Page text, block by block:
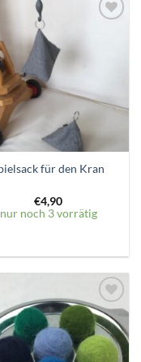
für den Kran
€4,90
nur noch 3 vorrätig
Zum
Wunschzettel
hinzufügen